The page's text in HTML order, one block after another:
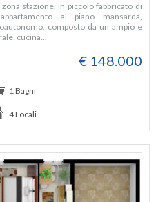
stazione, in piccolo fabbricato di
al piano mansarda,
composto da un ampio e
cucina...
€ 148.000
1 Bagni
4 Locali